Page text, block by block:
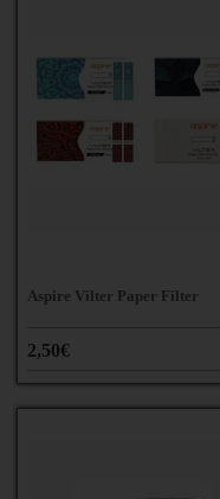
Aspire Vilter Paper Filter
2,50€